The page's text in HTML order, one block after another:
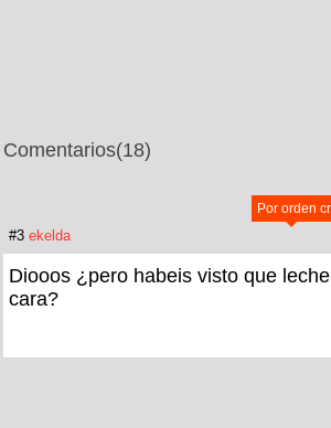
Comentarios(18)
Por orden
#3 ekelda
Diooos ¿pero habeis visto que
cara?